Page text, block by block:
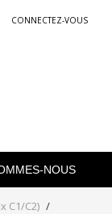
CONNECTEZ-VOUS
NOUS
C1/C2)